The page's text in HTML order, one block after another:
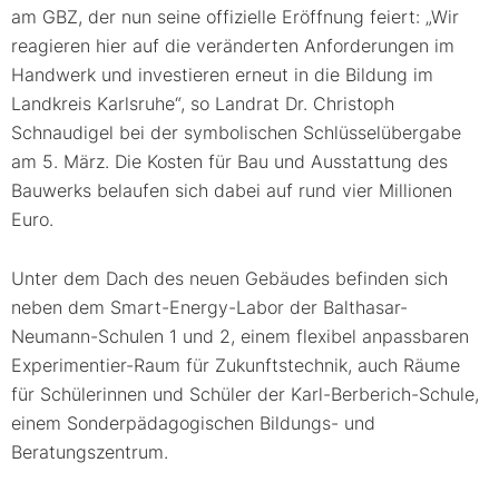
am GBZ, der nun seine offizielle Eröffnung feiert: „Wir
reagieren hier auf die veränderten Anforderungen im
Handwerk und investieren erneut in die Bildung im
Landkreis Karlsruhe“, so Landrat Dr. Christoph
Schnaudigel bei der symbolischen Schlüsselübergabe
am 5. März. Die Kosten für Bau und Ausstattung des
Bauwerks belaufen sich dabei auf rund vier Millionen
Euro.
Unter dem Dach des neuen Gebäudes befinden sich
neben dem Smart-Energy-Labor der Balthasar-
Neumann-Schulen 1 und 2, einem flexibel anpassbaren
Experimentier-Raum für Zukunftstechnik, auch Räume
für Schülerinnen und Schüler der Karl-Berberich-Schule,
einem Sonderpädagogischen Bildungs- und
Beratungszentrum.